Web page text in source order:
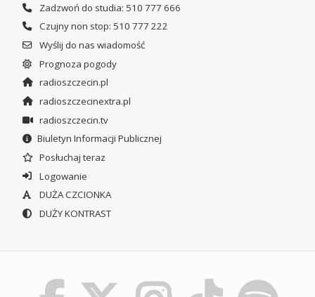
Zadzwoń do studia: 510 777 666
Czujny non stop: 510 777 222
Wyślij do nas wiadomość
Prognoza pogody
radioszczecin.pl
radioszczecinextra.pl
radioszczecin.tv
Biuletyn Informacji Publicznej
Posłuchaj teraz
Logowanie
DUŻA CZCIONKA
DUŻY KONTRAST